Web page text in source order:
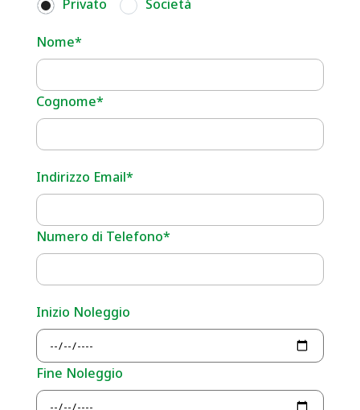
Privato Società
Nome*
Cognome*
Indirizzo Email*
Numero di Telefono*
Inizio Noleggio
Fine Noleggio